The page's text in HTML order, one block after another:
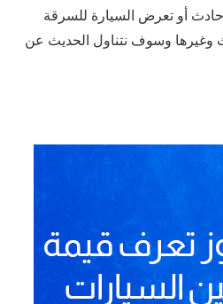
أو تعرض السيارة للسرقة
وسوف نتناول الحديث عن